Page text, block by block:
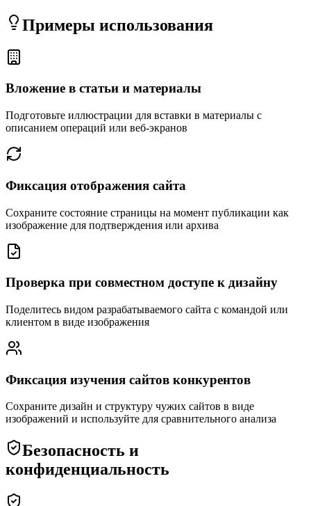
Примеры использования
Вложение в статьи и материалы
Подготовьте иллюстрации для вставки в материалы с
описанием операций или веб-экранов
Фиксация отображения сайта
Сохраните состояние страницы на момент публикации как
изображение для подтверждения или архива
Проверка при совместном доступе к дизайну
Поделитесь видом разрабатываемого сайта с командой или
клиентом в виде изображения
Фиксация изучения сайтов конкурентов
Сохраните дизайн и структуру чужих сайтов в виде
изображений и используйте для сравнительного анализа
Безопасность и
конфиденциальность